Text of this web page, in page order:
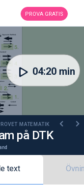
PROVA GRATIS
MATEMATIK
på DTK
04:20 min
text